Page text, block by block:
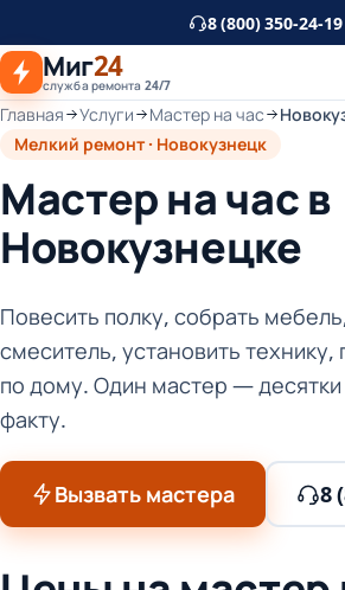
основному
контенту
8 (800) 350-24-19
Миг24
служба ремонта 24/7
Главная Услуги Мастер на час
Мелкий ремонт · Новокузнецк
Мастер на час в
Новокузнецке
Повесить полку, собрать
смеситель, установить технику,
по дому. Один мастер — десятки
факту.
Вызвать мастера 8